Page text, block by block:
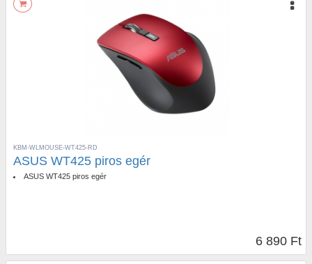
KBM-WLMOUSE-WT425-RD
ASUS WT425 piros egér
ASUS WT425 piros egér
6 890 Ft